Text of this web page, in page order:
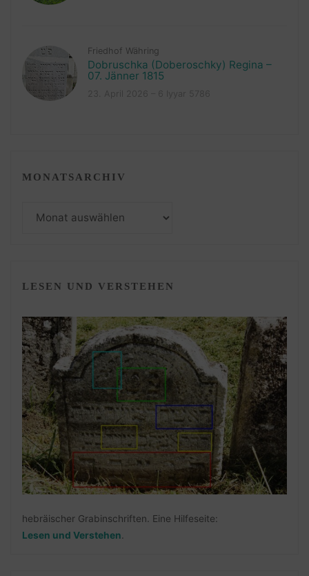
Friedhof Währing
Dobruschka (Doberoschky) Regina –
07. Jänner 1815
MONATSARCHIV
Monatsarchiv
LESEN UND VERSTEHEN
hebräischer Grabinschriften. Eine Hilfeseite:
Lesen und Verstehen